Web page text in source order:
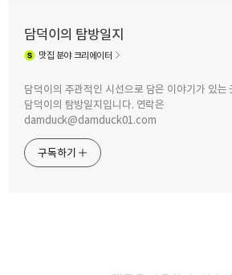
담덕이의 탐방일지
맛집 분야 크리에이터
담덕이의 주관적인 시선으로 담은 이야기가 있는
담덕이의 탐방일지입니다. 연락은
damduck@damduck01.com
구독하기
카카오스토리
[인천 나들이] 닭강정 대신 공갈빵?
활기찬 신포국제시장 풍경과 달달한
수제공갈빵 후기
2026.06.30